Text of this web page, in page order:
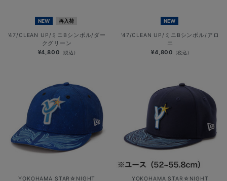
NEW 再入荷
’47/CLEAN UP/ミニBシンボル/ダー
クグリーン
¥4,800 (税込)
NEW
’47/CLEAN UP/ミニBシンボル/アロ
エ
¥4,800 (税込)
YOKOHAMA STAR☆NIGHT
YOKOHAMA STAR☆NIGHT